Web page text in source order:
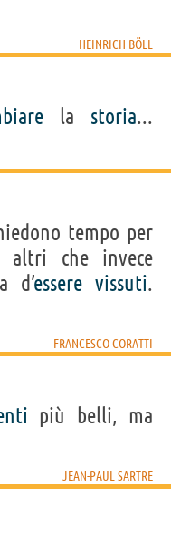
HEINRICH BÖLL
la storia...
tempo per
altri che invece
d’essere vissuti.
FRANCESCO CORATTI
più belli, ma
JEAN-PAUL SARTRE